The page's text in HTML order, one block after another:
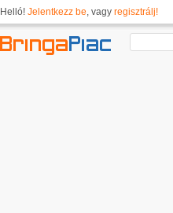
Helló! Jelentkezz be, vagy regisztrálj!